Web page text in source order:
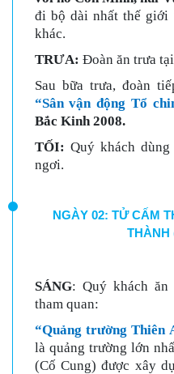
đi bộ dài nhất thế
khác.
TRƯA: Đoàn ăn trưa
Sau bữa trưa, đoàn
“Sân vận động Tổ
Bắc Kinh 2008.
TỐI: Quý khách
ngơi.
NGÀY 02: TỬ CẤM
THÀNH
SÁNG: Quý khách ăn
tham quan:
“Quảng trường Thiên
là quảng trường lớn
(Cố Cung) được xây